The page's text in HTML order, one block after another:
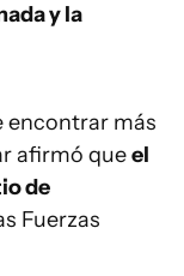
y la
encontrar más
afirmó queel
de
Fuerzas